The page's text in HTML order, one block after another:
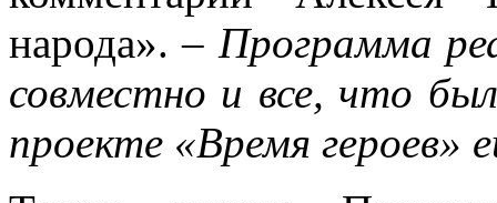
народа». – Программа
совместно и все, что
проекте «Время героев»